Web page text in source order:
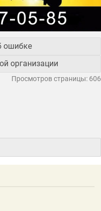
ошибке
организации
Просмотров страницы: 606